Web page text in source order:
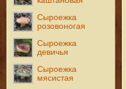
Сыроежка
розовоногая
Сыроежка
девичья
Сыроежка
мясистая